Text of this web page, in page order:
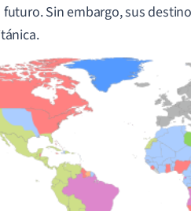
futuro. Sin embargo, sus